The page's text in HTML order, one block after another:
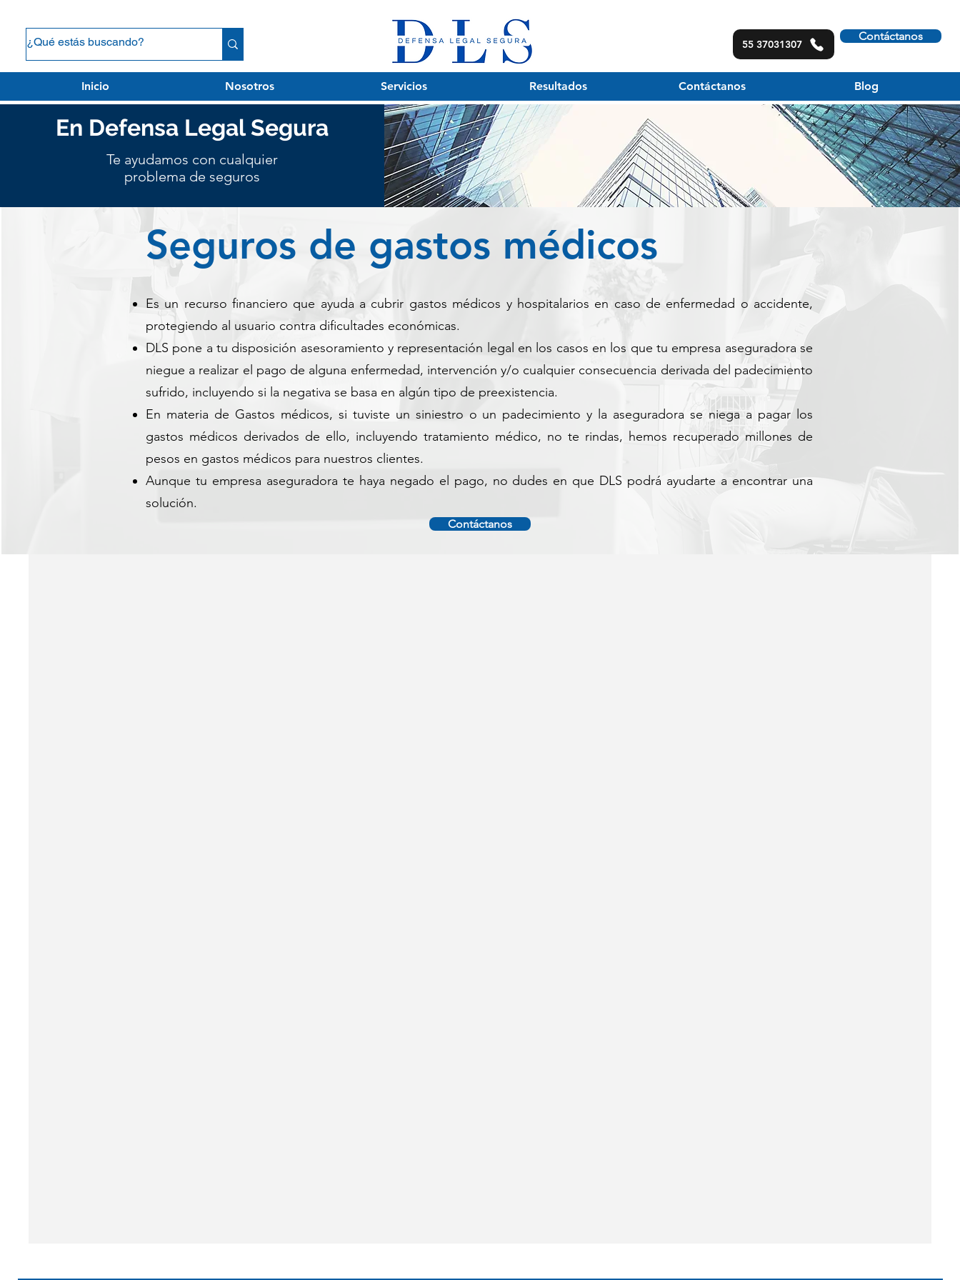
55 37031307
Contáctanos
Inicio Nosotros Servicios Resultados Contáctanos Blog
Seguros de gastos médicos
Es un recurso financiero que ayuda a cubrir gastos médicos y hospitalarios en caso de enfermedad o accidente,
protegiendo al usuario contra dificultades económicas.
DLS pone a tu disposición asesoramiento y representación legal en los casos en los que tu empresa aseguradora se
niegue a realizar el pago de alguna enfermedad, intervención y/o cualquier consecuencia derivada del padecimiento
sufrido, incluyendo si la negativa se basa en algún tipo de preexistencia.
En materia de Gastos médicos, si tuviste un siniestro o un padecimiento y la aseguradora se niega a pagar los
gastos médicos derivados de ello, incluyendo tratamiento médico, no te rindas, hemos recuperado millones de
pesos en gastos médicos para nuestros clientes.
Aunque tu empresa aseguradora te haya negado el pago, no dudes en que DLS podrá ayudarte a encontrar una
solución.
En Defensa Legal Segura
Te ayudamos con cualquier
problema de seguros
Contáctanos